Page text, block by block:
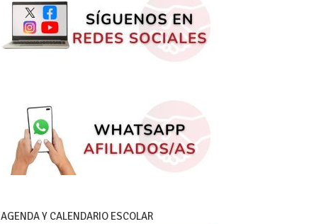
AGENDA Y CALENDARIO ESCOLAR